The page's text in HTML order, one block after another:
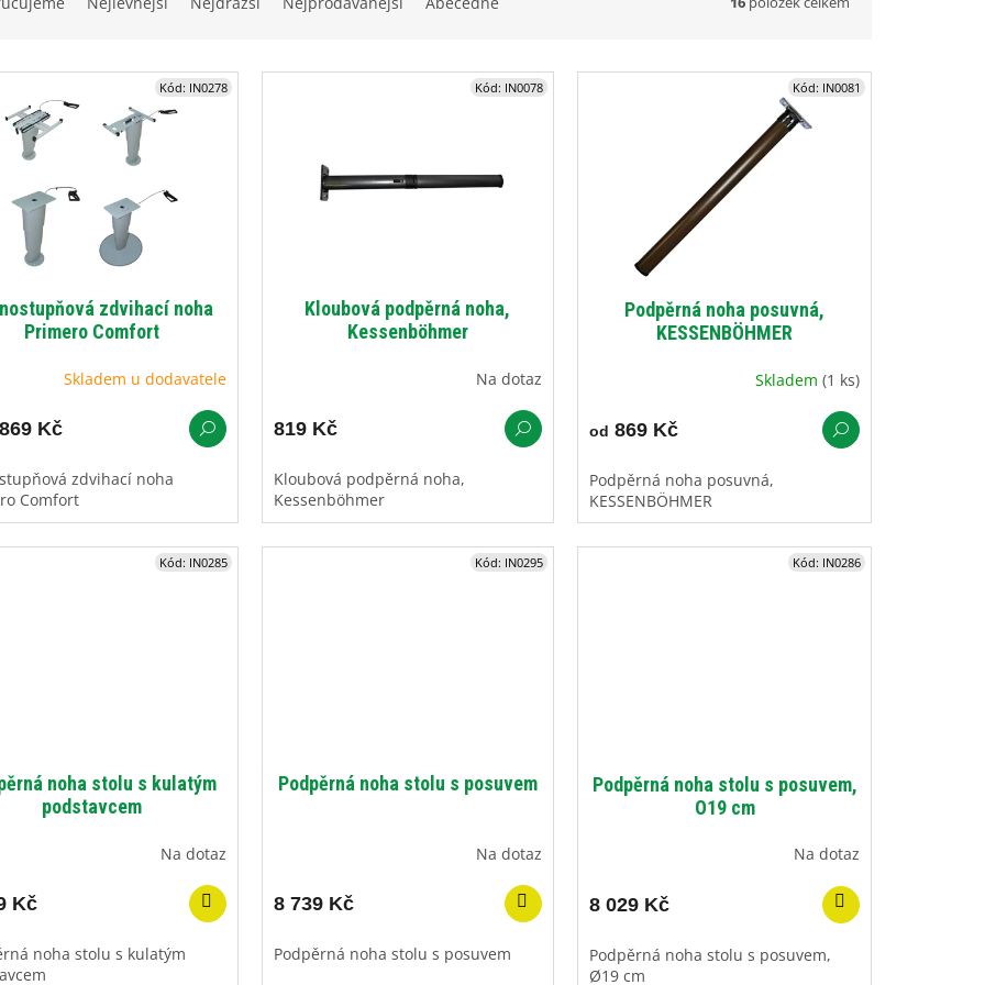
zdvihací noha
Primero Comfort
Skladem u dodavatele
Kč
zdvihací noha
Comfort
Kód: IN0278
Kloubová podpěrná noha,
Kessenböhmer
Na dotaz
819 Kč
Kloubová podpěrná noha,
Kessenböhmer
Kód: IN0078
Podpěrná noha posuvná,
KESSENBÖHMER
Skladem (1 ks)
od 869 Kč
Podpěrná noha posuvná,
KESSENBÖHMER
Kód: IN0081
noha stolu s kulatým
podstavcem
Na dotaz
Kč
noha stolu s kulatým
Kód: IN0285
Podpěrná noha stolu s posuvem
Na dotaz
8 739 Kč
Podpěrná noha stolu s posuvem
Kód: IN0295
Podpěrná noha stolu s posuvem,
O19 cm
Na dotaz
8 029 Kč
Podpěrná noha stolu s posuvem,
Ø19 cm
Kód: IN0286